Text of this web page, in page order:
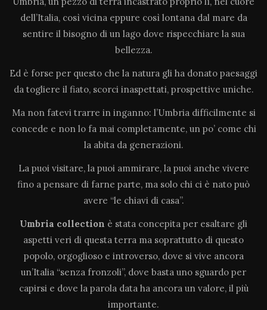
dell’Italia, così vicina eppure così lontana dal mare da
sentire il bisogno di un lago dove rispecchiare la sua
bellezza.
Ed è forse per questo che la natura gli ha donato paesaggi
da togliere il fiato, scorci inaspettati, prospettive uniche.
Ma non fatevi trarre in inganno: l’Umbria difficilmente si
concede e non lo fa mai completamente, un po’ come chi
la abita da generazioni.
La puoi visitare, la puoi ammirare, la puoi anche vivere
fino a pensare di farne parte, ma solo chi ci è nato può
avere “le chiavi di casa”.
Umbria collection è stata concepita per esaltare gli
aspetti veri di questa terra ma soprattutto di questo
popolo, orgoglioso e introverso, dove si vive ancora
un’Italia “senza fronzoli”, dove basta uno sguardo per
capirsi e dove la parola data ha ancora un valore, il più
importante.